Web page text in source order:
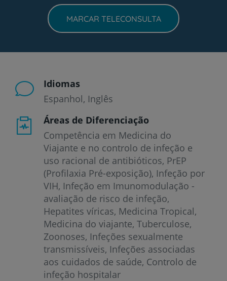
MARCAR TELECONSULTA
Idiomas
Espanhol Inglês
Áreas de Diferenciação
Competência em Medicina do
Viajante e no controlo de infeção e
uso racional de antibióticos, PrEP
(Profilaxia Pré-exposição), Infeção por
VIH, Infeção em Imunomodulação -
avaliação de risco de infeção,
Hepatites víricas, Medicina Tropical,
Medicina do viajante, Tuberculose,
Zoonoses, Infeções sexualmente
transmissíveis, Infeções associadas
aos cuidados de saúde, Controlo de
infeção hospitalar